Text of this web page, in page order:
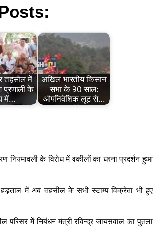
तहसील में
के
में…
अखिल भारतीय किसान
सभा के 90 साल:
औपनिवेशिक लूट से…
के विरोध में वकीलों का धरना प्रदर्शन हुआ
में अब तहसील के सभी स्टाम्प विक्रेता भी हुए
में निबंधन मंत्री रविन्द्र जायसवाल का पुतला